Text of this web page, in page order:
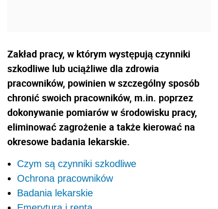
Zakład pracy, w którym występują czynniki
szkodliwe lub uciążliwe dla zdrowia
pracowników, powinien w szczególny sposób
chronić swoich pracowników, m.in. poprzez
dokonywanie pomiarów w środowisku pracy,
eliminować zagrożenie a także kierować na
okresowe badania lekarskie.
Czym są czynniki szkodliwe
Ochrona pracowników
Badania lekarskie